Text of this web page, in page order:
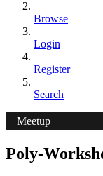
Browse
Login
Register
Search
Meetup
Poly-